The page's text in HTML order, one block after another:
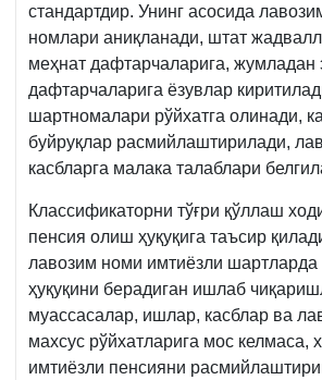
стандартдир. Унинг асосида
номлари аниқланади, штат
меҳнат дафтарчаларига, жумладан
дафтарчаларига ёзувлар
шартномалари рўйхатга олинади,
буйруқлар расмийлаштирилади,
касбларга малака талаблари
Классификаторни тўғри қўллаш
пенсия олиш ҳуқуқига таъсир
лавозим номи имтиёзли
ҳуқуқини берадиган ишлаб
муассасалар, ишлар, касблар ва
махсус рўйхатларига мос келмаса,
имтиёзли пенсияни